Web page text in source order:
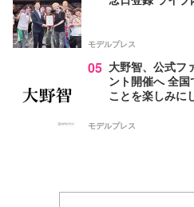
モデルプレス
05 大野智、公式フ
ント開催へ 全
ことを楽しみに
モデルプレス